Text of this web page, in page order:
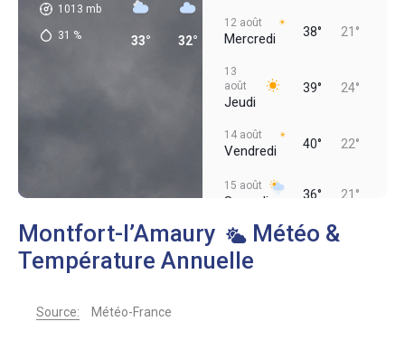
1013 mb
31 % 33° 32° 22° 20°
12 août
Mercredi 38° 21°
13
août
Jeudi
39° 24°
14 août
Vendredi 40° 22°
15 août
Samedi 36° 21°
Montfort-l’Amaury
Météo &
Température Annuelle
Source: Météo-France